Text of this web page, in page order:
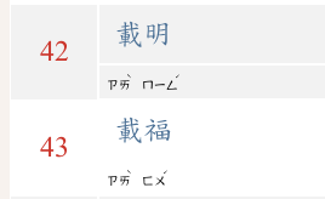
42
載明
ㄗㄞ
ˋ
ㄇㄧㄥ
ˊ
43
載福
ㄗㄞ
ˋ
ㄈㄨ
ˊ